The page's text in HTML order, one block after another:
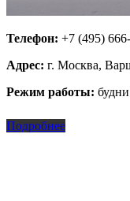
Телефон: +7 (495)
Адрес: г. Москва,
Режим работы:
Подробнее